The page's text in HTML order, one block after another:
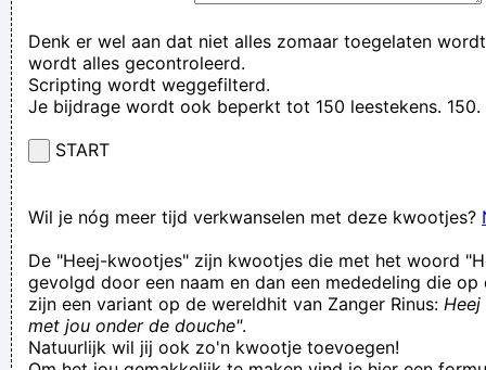
Denk er wel aan dat niet alles zomaar toegelaten
wordt alles gecontroleerd.
Scripting wordt weggefilterd.
Je bijdrage wordt ook beperkt tot 150 leestekens. 150.
START
Wil je nóg meer tijd verkwanselen met deze kwootjes?
De "Heej-kwootjes" zijn kwootjes die met het woord
gevolgd door een naam en dan een mededeling die op
zijn een variant op de wereldhit van Zanger Rinus:
met jou onder de douche".
Natuurlijk wil jij ook zo'n kwootje toevoegen!